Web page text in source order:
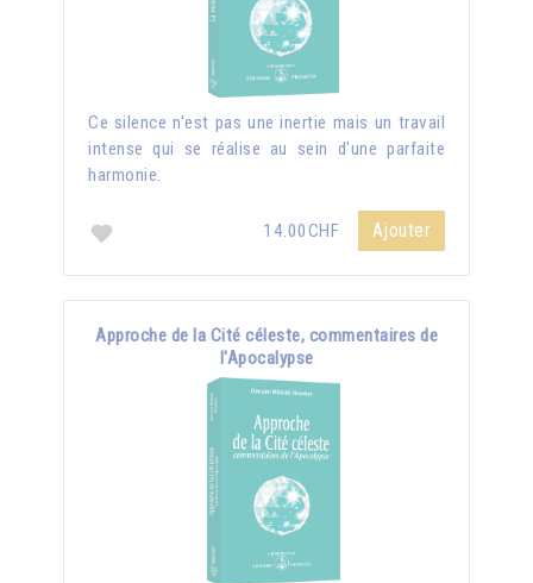
Ce silence n'est pas une inertie mais un travail
intense qui se réalise au sein d'une parfaite
harmonie.
14.00CHF Ajouter
Approche de la Cité céleste, commentaires de
l'Apocalypse